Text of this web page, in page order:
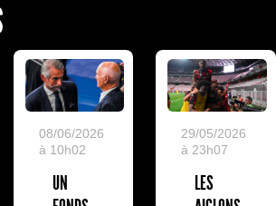
08/06/2026
à 10h02
UN
29/05/2026
à 23h07
LES